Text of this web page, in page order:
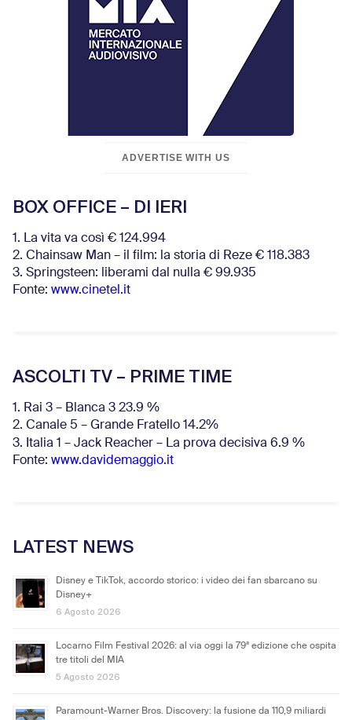
ADVERTISE WITH US
BOX OFFICE – DI IERI
1. La vita va così € 124.994
2. Chainsaw Man – il film: la storia di Reze € 118.383
3. Springsteen: liberami dal nulla € 99.935
Fonte: www.cinetel.it
ASCOLTI TV – PRIME TIME
1. Rai 3 – Blanca 3 23.9 %
2. Canale 5 – Grande Fratello 14.2%
3. Italia 1 – Jack Reacher – La prova decisiva 6.9 %
Fonte: www.davidemaggio.it
LATEST NEWS
Disney e TikTok, accordo storico: i video dei fan sbarcano su
Disney+
6 Agosto 2026
Locarno Film Festival 2026: al via oggi la 79ª edizione che ospita
tre titoli del MIA
5 Agosto 2026
Paramount-Warner Bros. Discovery: la fusione da 110,9 miliardi